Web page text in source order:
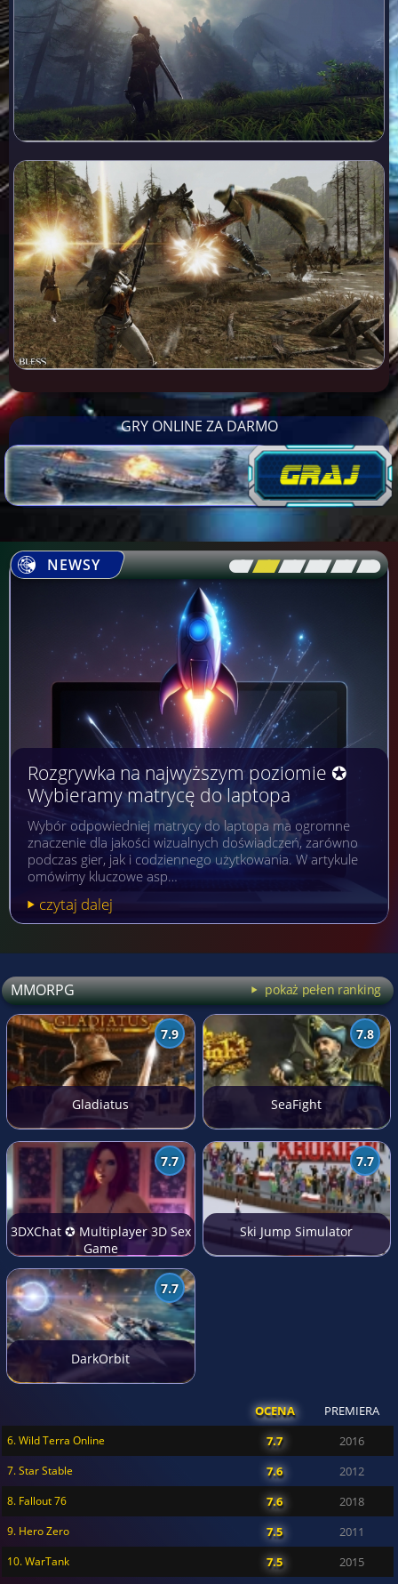
GRY ONLINE ZA DARMO
NEWSY [\ \\ \\ \\ \\ \]
Rozgrywka na najwyższym poziomie ✪
Wybieramy matrycę do laptopa
Wybór odpowiedniej matrycy do laptopa ma ogromne
znaczenie dla jakości wizualnych doświadczeń, zarówno
podczas gier, jak i codziennego użytkowania. W artykule
omówimy kluczowe asp…
czytaj dalej
MMORPG pokaż pełen ranking
7.9
Gladiatus
7.8
SeaFight
7.7
3DXChat ✪ Multiplayer 3D Sex
Game
7.7
Ski Jump Simulator
7.7
DarkOrbit
OCENA PREMIERA
6. Wild Terra Online 7.7 2016
7. Star Stable 7.6 2012
8. Fallout 76 7.6 2018
9. Hero Zero 7.5 2011
10. WarTank 7.5 2015